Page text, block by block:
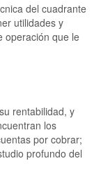
del cuadrante
utilidades y
operación que le
rentabilidad, y
los
por cobrar;
profundo del